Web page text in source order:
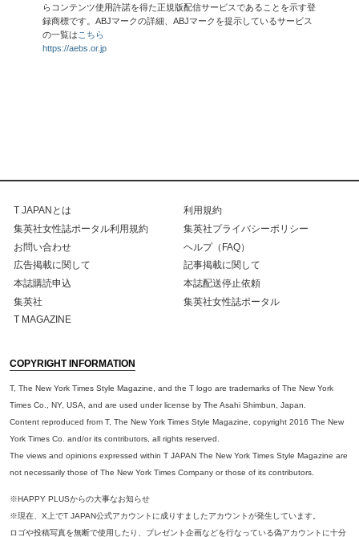
らコンテンツ使用許諾を得た正規版配信サービスであることを示す登
録商標です。ABJマークの詳細、ABJマークを提示しているサービス
の一覧は こちら
https://aebs.or.jp
T JAPANとは
利用規約
集英社女性誌ポータル利用規約
集英社プライバシーポリシー
お問い合わせ
ヘルプ（FAQ）
広告掲載に関して
記事掲載に関して
本誌購読申込
本誌配送停止依頼
集英社
集英社女性誌ポータル
T MAGAZINE
COPYRIGHT INFORMATION
T, The New York Times Style Magazine, and the T logo are trademarks of The New York
Times Co., NY, USA, and are used under license by The Asahi Shimbun, Japan.
Content reproduced from T, The New York Times Style Magazine, copyright 2016 The New
York Times Co. and/or its contributors, all rights reserved.
The views and opinions expressed within T JAPAN The New York Times Style Magazine are
not necessarily those of The New York Times Company or those of its contributors.
※HAPPY PLUSからの大事なお知らせ
※現在、X上でT JAPAN公式アカウントに成りすましたアカウントが発生しています。
ロゴや投稿写真を無断で使用したり、プレゼント企画などを行なっている偽アカウントに十分